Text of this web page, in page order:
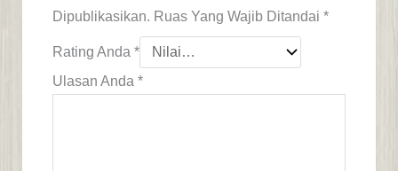
Dipublikasikan. Ruas Yang Wajib Ditandai *
Rating Anda *
Ulasan Anda *